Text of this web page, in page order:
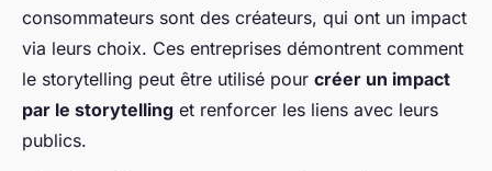
consommateurs sont des créateurs, qui ont un impact
via leurs choix. Ces entreprises démontrent comment
le storytelling peut être utilisé pour créer un impact
par le storytelling et renforcer les liens avec leurs
publics.